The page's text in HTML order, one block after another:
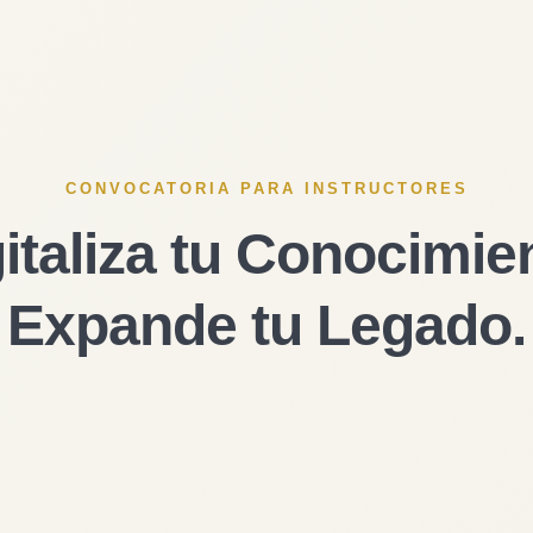
CONVOCATORIA PARA INSTRUCTORES
tu
Expande tu Legado.